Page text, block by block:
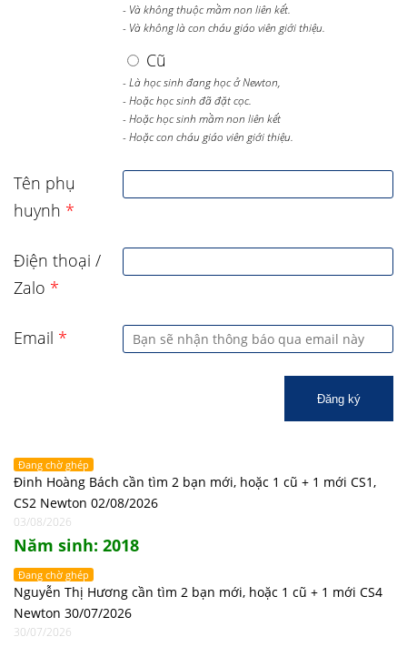
- Và không thuộc mầm non liên kết.
- Và không là con cháu giáo viên giới thiệu.
Cũ
- Là học sinh đang học ở Newton,
- Hoặc học sinh đã đặt cọc.
- Hoặc học sinh mầm non liên kết
- Hoặc con cháu giáo viên giới thiệu.
Tên phụ
huynh *
Điện thoại /
Zalo *
Email *
Đăng ký
Đang chờ ghép
Đinh Hoàng Bách cần tìm 2 bạn mới, hoặc 1 cũ + 1 mới CS1,
CS2 Newton 02/08/2026
03/08/2026
Năm sinh: 2018
Đang chờ ghép
Nguyễn Thị Hương cần tìm 2 bạn mới, hoặc 1 cũ + 1 mới CS4
Newton 30/07/2026
30/07/2026